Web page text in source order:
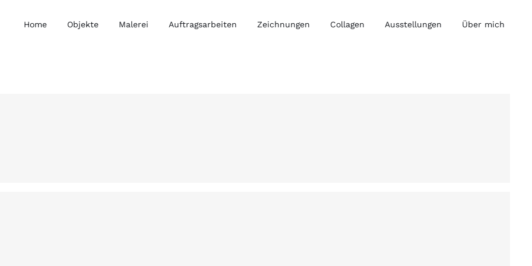
Home Objekte Malerei Auftragsarbeiten Zeichnungen Collagen Ausstellungen Über mich